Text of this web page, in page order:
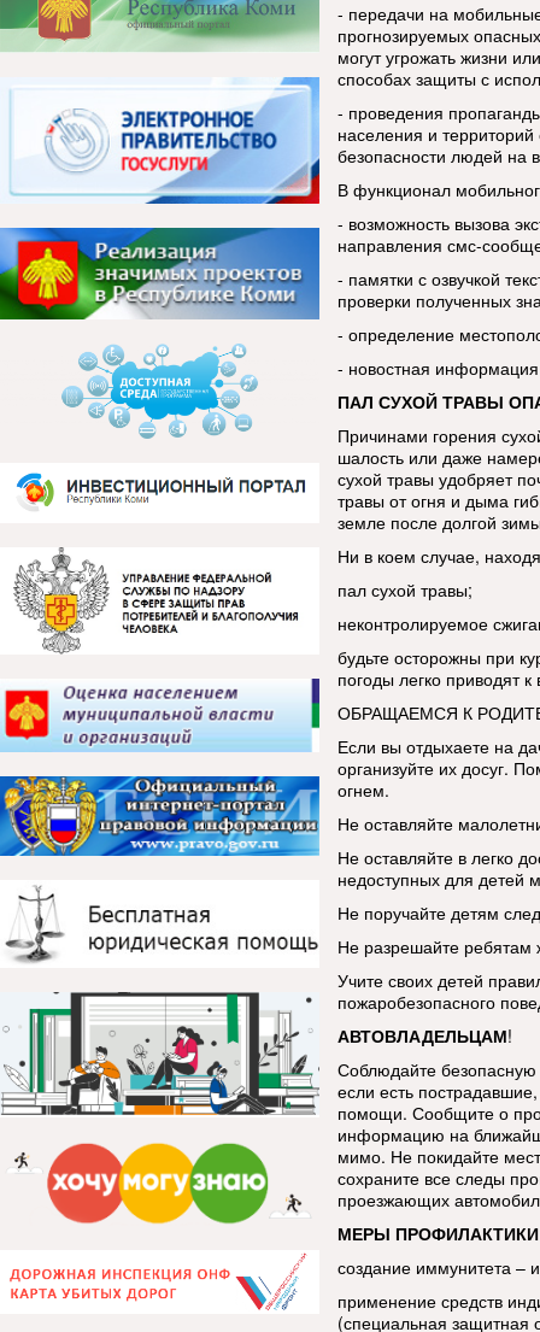
- передачи на
прогнозируемых
могут угрожать жизни
способах защиты с
- проведения
населения и
безопасности людей на
В функционал
- возможность вызова
направления смс-
- памятки с озвучкой
проверки полученных
- определение
- новостная
ПАЛ СУХОЙ ТРАВЫ
Причинами горения
шалость или даже
сухой травы удобряет
травы от огня и дыма
земле после долгой
Ни в коем случае,
пал сухой травы;
неконтролируемое
будьте осторожны при
погоды легко приводят
ОБРАЩАЕМСЯ К
Если вы отдыхаете на
организуйте их досуг.
огнем.
Не оставляйте
Не оставляйте в легко
недоступных для детей
Не поручайте детям
Не разрешайте ребятам
Учите своих детей
пожаробезопасного
АВТОВЛАДЕЛЬЦАМ!
Соблюдайте
если есть
помощи. Сообщите о
информацию на
мимо. Не покидайте
сохраните все следы
проезжающих
МЕРЫ
создание иммунитета –
применение средств
(специальная защитная